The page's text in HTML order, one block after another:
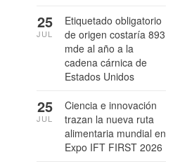
Etiquetado obligatorio
de origen costaría 893
mde al año a la
cadena cárnica de
Estados Unidos
25
JUL
Ciencia e innovación
trazan la nueva ruta
alimentaria mundial en
Expo IFT FIRST 2026
25
JUL